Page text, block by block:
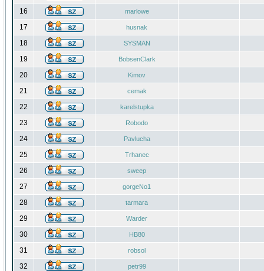
16 marlowe
17 husnak
18 SYSMAN
19 BobsenClark
20 Kimov
21 cemak
22 karelstupka
23 Robodo
24 Pavlucha
25 Trhanec
26 sweep
27 gorgeNo1
28 tarmara
29 Warder
30 HB80
31 robsol
32 petr99